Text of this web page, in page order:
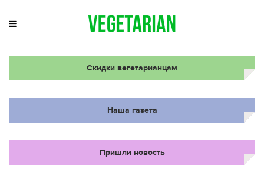
Скидки вегетарианцам
Наша газета
Пришли новость